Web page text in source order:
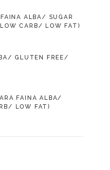
ALBA/ SUGAR
CARB/ LOW FAT)
GLUTEN FREE/
FAINA ALBA/
LOW FAT)